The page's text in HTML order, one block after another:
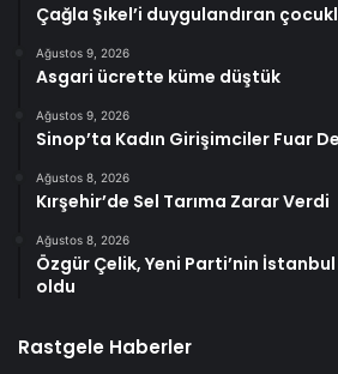
Çağla Şıkel’i duygulandıran
Ağustos 9, 2026
Asgari ücrette küme düştük
Ağustos 9, 2026
Sinop’ta Kadın Girişimciler Fuar
Ağustos 8, 2026
Kırşehir’de Sel Tarıma Zarar Verdi
Ağustos 8, 2026
Özgür Çelik, Yeni Parti’nin
oldu
Rastgele Haberler